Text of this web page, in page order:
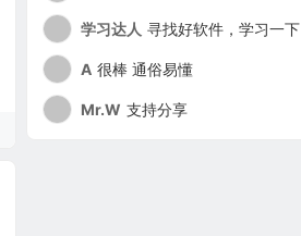
学习达人 寻找好软件，学习一下
A 很棒 通俗易懂
Mr.W 支持分享